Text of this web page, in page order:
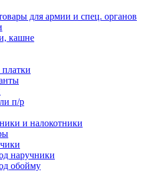
для армии и спец. органов
кашне
п/р
и налокотники
наручники
обойму